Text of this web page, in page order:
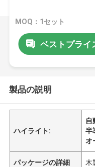
MOQ：1セット
ベストプライ
製品の説明
ハイライト:
自
半
オ
パッケージの詳細 木